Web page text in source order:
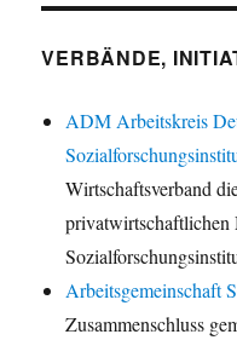
VERBÄNDE,
ADM Arbeitskreis
Wirtschaftsverband
privatwirtschaftlichen
Arbeitsgemeinschaft
Zusammenschluss